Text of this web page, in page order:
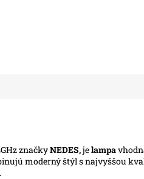
značkyNEDES,jelampa
moderný štýl s najvyššou
.